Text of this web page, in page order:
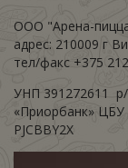
ООО "Арена-
адрес: 210009 г
тел/факс ‎+375
УНП ‎391272611 р/
«Приорбанк»
PJCBBY2X